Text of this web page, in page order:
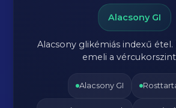
Alacsony GI
Alacsony glikémiás indexű
emeli a
Alacsony GI